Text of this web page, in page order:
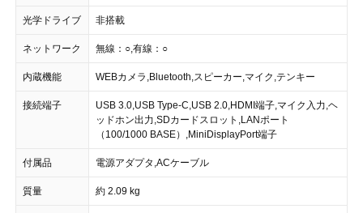
光学ドライブ 非搭載
ネットワーク 無線：○,有線：○
内蔵機能 WEBカメラ,Bluetooth,スピーカー,マイク,テンキー
接続端子
USB 3.0,USB Type-C,USB 2.0,HDMI端子,マイク入力,ヘ
ッドホン出力,SDカードスロット,LANポート
（100/1000 BASE）,MiniDisplayPort端子
付属品 電源アダプタ,ACケーブル
質量 約 2.09 kg